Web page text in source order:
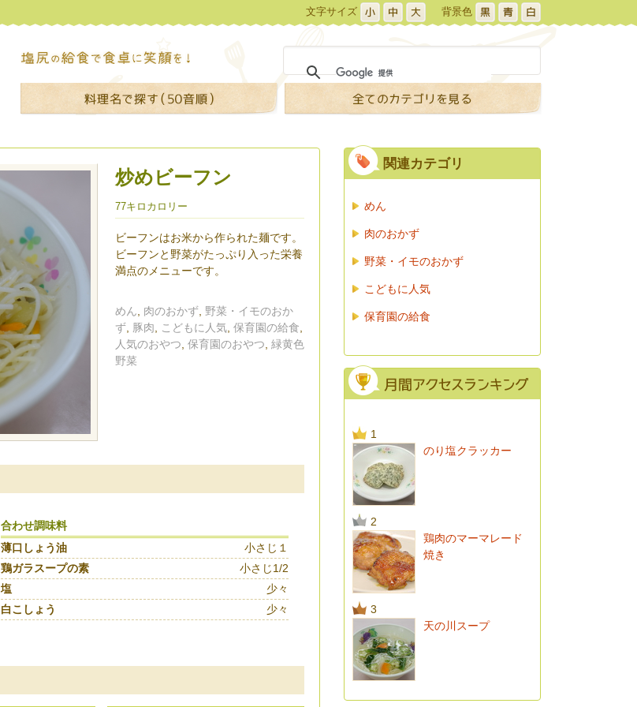
文字サイズ 背景色
炒めビーフン
77キロカロリー
ビーフンはお米から作られた麺です。
ビーフンと野菜がたっぷり入った栄養
満点のメニューです。
めん 肉のおかず 野菜・イモのおか
ず
豚肉 こどもに人気 保育園の給食
人気のおやつ 保育園のおやつ 緑黄色
野菜
合わせ調味料
薄口しょう油
小さじ１
鶏ガラスープの素
小さじ1/2
塩
少々
白こしょう
少々
関連カテゴリ
めん
肉のおかず
野菜・イモのおかず
こどもに人気
保育園の給食
1
のり塩クラッカー
2
鶏肉のマーマレード
焼き
3
天の川スープ